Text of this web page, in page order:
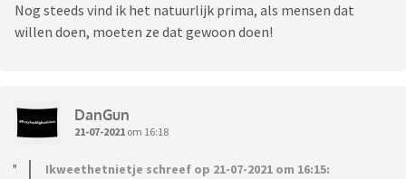
Nog steeds vind ik het natuurlijk prima, als mensen dat
willen doen, moeten ze dat gewoon doen!
DanGun
21-07-2021 om 16:18
Ikweethetnietje schreef op 21-07-2021 om 16:15: